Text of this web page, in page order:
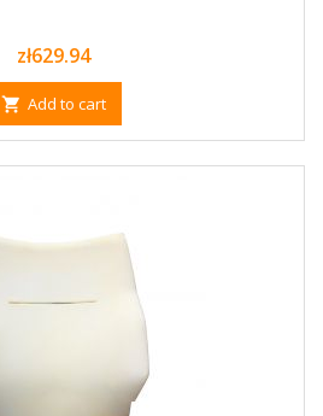
Price
zł629.94
 Add to cart